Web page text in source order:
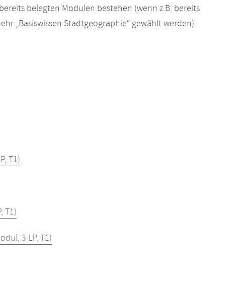
belegten Modulen bestehen (wenn z.B. bereits
„Basiswissen Stadtgeographie“ gewählt werden).
T1)
T1)
3 LP, T1)